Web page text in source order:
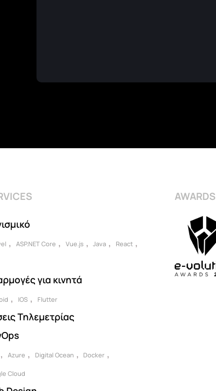
ASP.NET Core Vue.js Java React
για κινητά
IOS Flutter
Τηλεμετρίας
Azure Digital Ocean Docker
Cloud
AWARDS